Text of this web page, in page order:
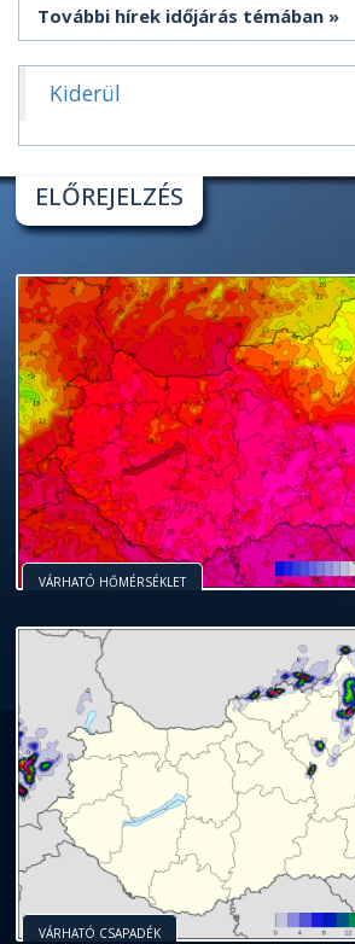
További hírek időjárás témában
Kiderül
ELŐREJELZÉS
VÁRHATÓ HŐMÉRSÉKLET
VÁRHATÓ CSAPADÉK